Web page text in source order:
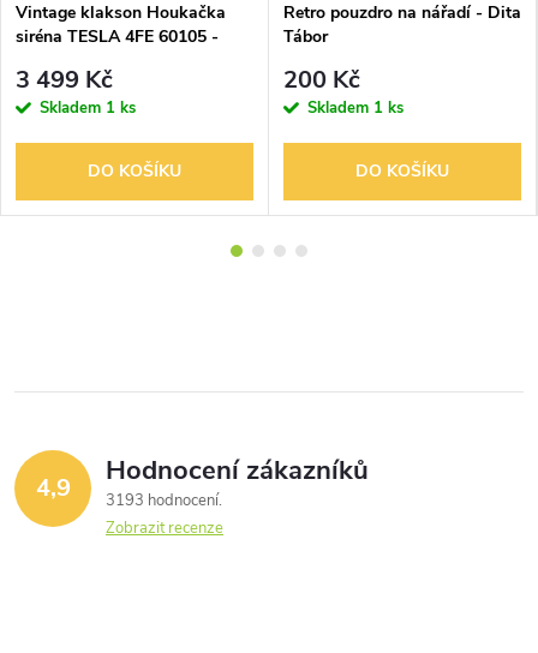
Vintage klakson Houkačka
siréna TESLA 4FE 60105 -
3 499 Kč
Skladem 1 ks
DO KOŠÍKU
Retro pouzdro na nářadí - Dita
Tábor
200 Kč
Skladem 1 ks
DO KOŠÍKU
4,9 Hodnocení zákazníků
3193 hodnocení
Zobrazit recenze